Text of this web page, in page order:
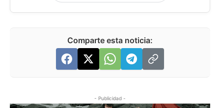
Comparte esta noticia:
- Publicidad -